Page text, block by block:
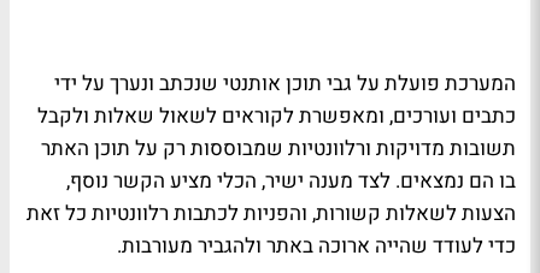
המערכת פועלת על גבי תוכן אותנטי שנכתב ונערך על ידי
כתבים ועורכים, ומאפשרת לקוראים לשאול שאלות ולקבל
תשובות מדויקות ורלוונטיות שמבוססות רק על תוכן האתר
בו הם נמצאים. לצד מענה ישיר, הכלי מציע הקשר נוסף,
הצעות לשאלות קשורות, והפניות לכתבות רלוונטיות כל זאת
כדי לעודד שהייה ארוכה באתר ולהגביר מעורבות.